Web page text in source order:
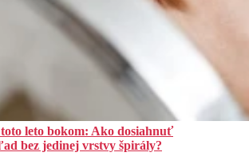
leto bokom: Ako dosiahnuť
bez jedinej vrstvy špirály?